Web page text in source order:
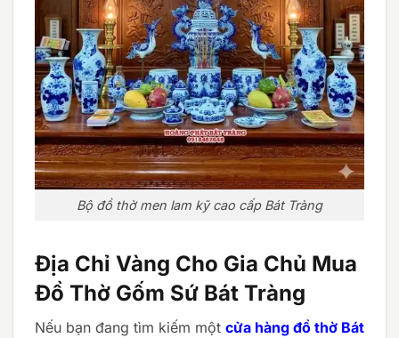
Bộ đồ thờ men lam kỹ cao cấp Bát Tràng
Địa Chỉ Vàng Cho Gia Chủ Mua
Đồ Thờ Gốm Sứ Bát Tràng
Nếu bạn đang tìm kiếm một cửa hàng đồ thờ Bát